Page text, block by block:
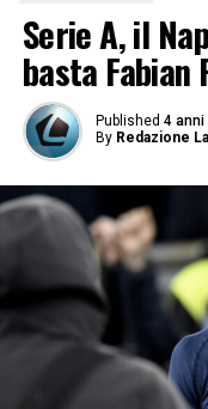
Serie A, il
basta Fabian
Published 4 anni
By Redazione